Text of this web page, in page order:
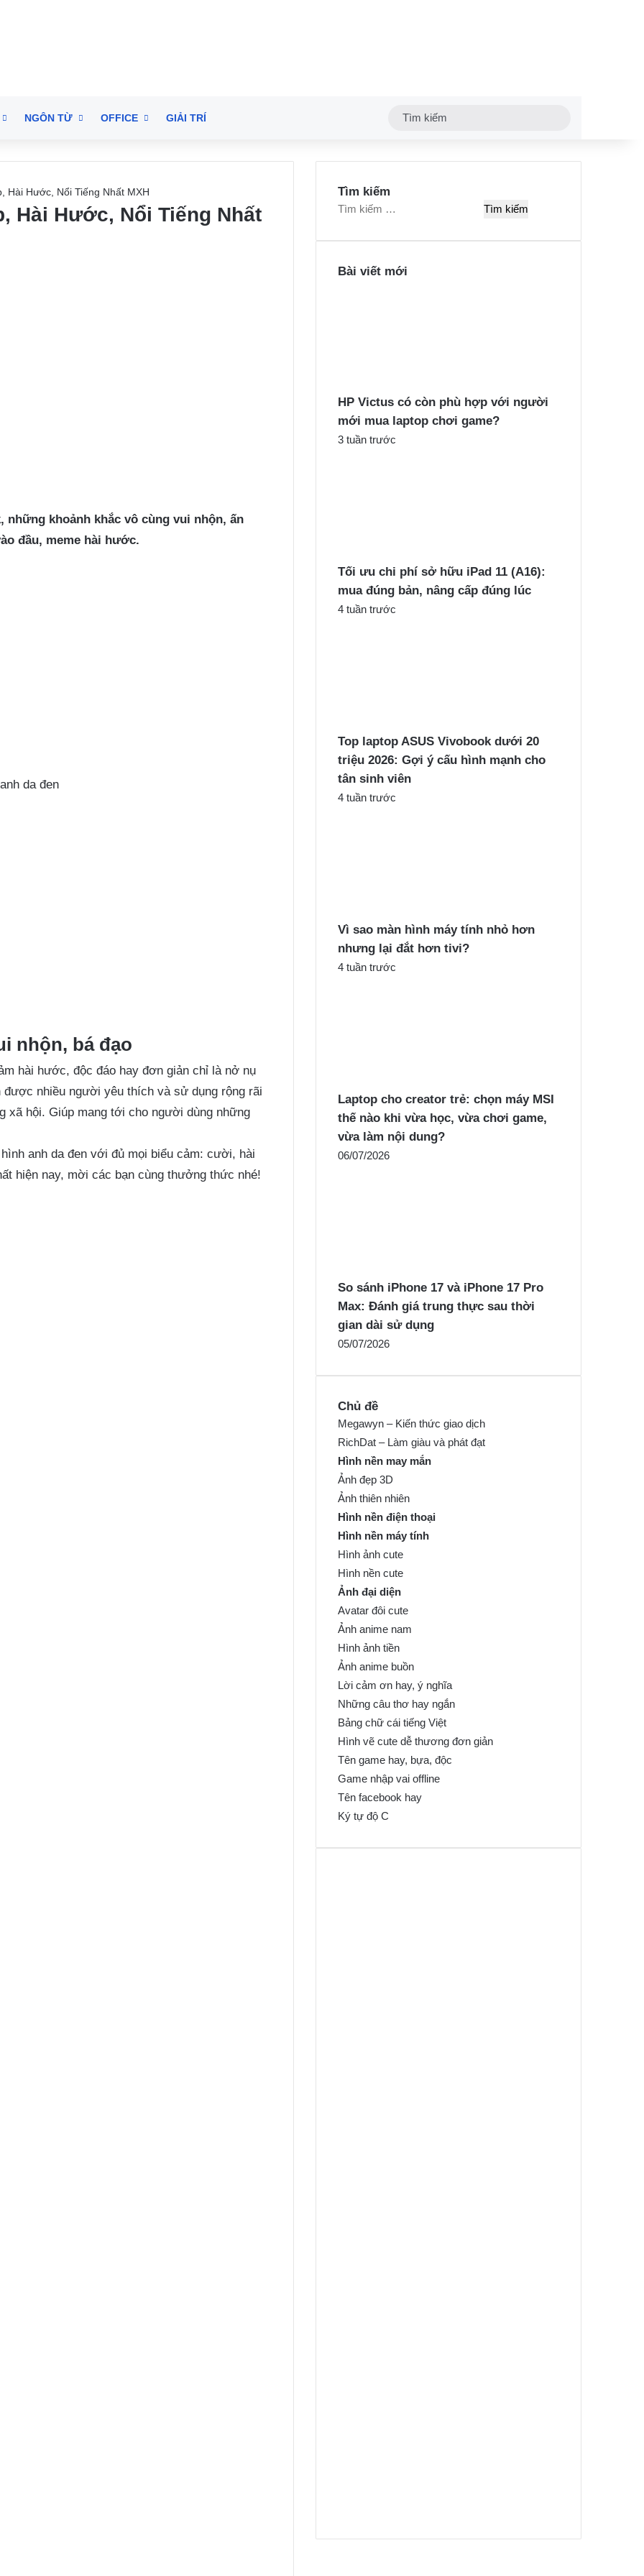
NGÔN TỪ OFFICE GIẢI TRÍ
Hài Hước, Nổi Tiếng Nhất MXH
Hài Hước, Nổi Tiếng Nhất
khoảnh khắc vô cùng vui nhộn, ấn
đầu, meme hài hước.
da đen
nhộn, bá đạo
hài hước, độc đáo hay đơn giản chỉ là nở nụ
nhiều người yêu thích và sử dụng rộng rãi
xã hội. Giúp mang tới cho người dùng những
anh da đen với đủ mọi biểu cảm: cười, hài
hiện nay, mời các bạn cùng thưởng thức nhé!
Tìm kiếm
T
k
:
Bài viết mới
HP Victus có còn phù hợp với người
mới mua laptop chơi game?
3 tuần trước
Tối ưu chi phí sở hữu iPad 11 (A16):
mua đúng bản, nâng cấp đúng lúc
4 tuần trước
Top laptop ASUS Vivobook dưới 20
triệu 2026: Gợi ý cấu hình mạnh cho
tân sinh viên
4 tuần trước
Vì sao màn hình máy tính nhỏ hơn
nhưng lại đắt hơn tivi?
4 tuần trước
Laptop cho creator trẻ: chọn máy MSI
thế nào khi vừa học, vừa chơi game,
vừa làm nội dung?
06/07/2026
So sánh iPhone 17 và iPhone 17 Pro
Max: Đánh giá trung thực sau thời
gian dài sử dụng
05/07/2026
Chủ đề
Megawyn – Kiến thức giao dịch
RichDat – Làm giàu và phát đạt
Hình nền may mắn
Ảnh đẹp 3D
Ảnh thiên nhiên
Hình nền điện thoại
Hình nền máy tính
Hình ảnh cute
Hình nền cute
Ảnh đại diện
Avatar đôi cute
Ảnh anime nam
Hình ảnh tiền
Ảnh anime buồn
Lời cảm ơn hay, ý nghĩa
Những câu thơ hay ngắn
Bảng chữ cái tiếng Việt
Hình vẽ cute dễ thương đơn giản
Tên game hay, bựa, độc
Game nhập vai offline
Tên facebook hay
Ký tự độ C